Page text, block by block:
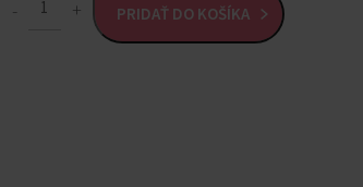
PRIDAŤ DO KOŠÍKA